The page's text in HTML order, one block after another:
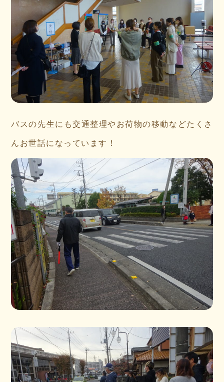
バスの先生にも交通整理やお荷物の移動などたくさ
んお世話になっています！